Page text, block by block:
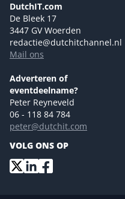
Marketingmogelijkheden 2026
Eventmogelijkheden 2026
Advertising opportunities 2026 ENG
Event opportunities 2026 ENG
Versturen
DutchIT.com
De Bleek 17
3447 GV Woerden
redactie@dutchitchannel.nl
Mail ons
Adverteren of
eventdeelname?
Peter Reyneveld
06 - 118 84 784
peter@dutchit.com
VOLG ONS OP